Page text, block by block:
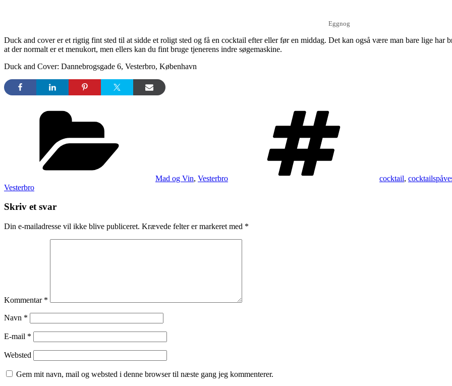
Eggnog
Duck and cover er et rigtig fint sted til at sidde et roligt sted og få en cocktail efter eller før en middag. Det kan også være man bare lige har
at der normalt er et menukort, men ellers kan du fint bruge tjenerens indre søgemaskine.
Duck and Cover: Dannebrogsgade 6, Vesterbro, København
Mad og Vin, Vesterbro cocktail,
Vesterbro
Skriv et svar
Din e-mailadresse vil ikke blive publiceret. Krævede felter er markeret med *
Kommentar *
Navn *
E-mail *
Websted
Gem mit navn, mail og websted i denne browser til næste gang jeg kommenterer.